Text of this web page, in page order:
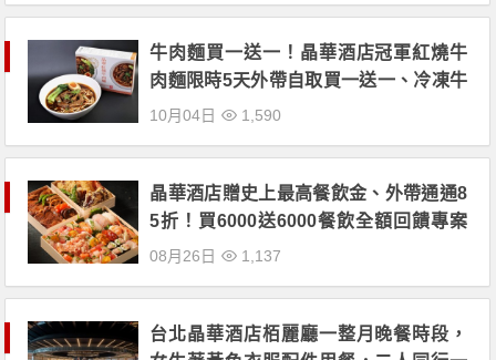
牛肉麵買一送一！晶華酒店冠軍紅燒牛
肉麵限時5天外帶自取買一送一、冷凍牛
肉麵禮盒85折！
10月04日 1,590
晶華酒店贈史上最高餐飲金、外帶通通8
5折！買6000送6000餐飲全額回饋專案
開跑
08月26日 1,137
台北晶華酒店栢麗廳一整月晚餐時段，